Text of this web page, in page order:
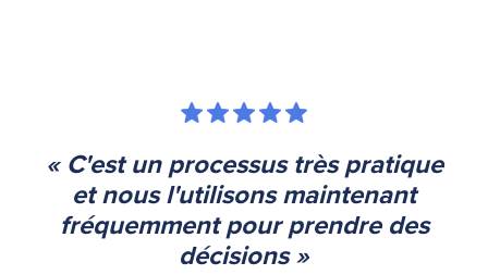
« C'est un processus très pratique
et nous l'utilisons maintenant
fréquemment pour prendre des
décisions »